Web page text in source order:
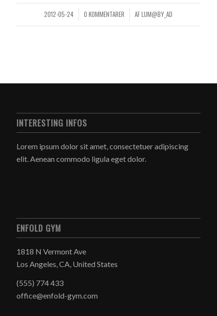
2012-05-24
/ 0 KOMMENTARER
/ AFLUM@BY_AD
INTERESTING INFOS
Lorem ipsum dolor sit amet, consectetuer adipiscing
elit. Aenean commodo ligula eget dolor.
ENFOLD GYM
1818 N Vermont Ave
Los Angeles, CA, United States
(555) 774 433
office@enfold-gym.com